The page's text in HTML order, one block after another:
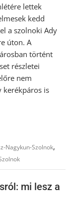
lettek
kedd
a szolnoki Ady
úton. A
történt
részletei
nem
kerékpáros is
Nagykun-Szolnok,
mi lesz a